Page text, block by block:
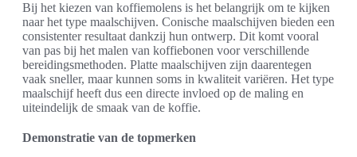
Bij het kiezen van koffiemolens is het belangrijk om te kijken
naar het type maalschijven. Conische maalschijven bieden een
consistenter resultaat dankzij hun ontwerp. Dit komt vooral
van pas bij het malen van koffiebonen voor verschillende
bereidingsmethoden. Platte maalschijven zijn daarentegen
vaak sneller, maar kunnen soms in kwaliteit variëren. Het type
maalschijf heeft dus een directe invloed op de maling en
uiteindelijk de smaak van de koffie.
Demonstratie van de topmerken